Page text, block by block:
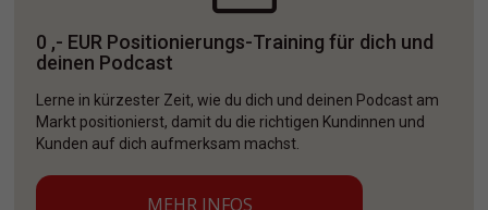
0 ,- EUR Positionierungs-Training für dich und
deinen Podcast
Lerne in kürzester Zeit, wie du dich und deinen Podcast am
Markt positionierst, damit du die richtigen Kundinnen und
Kunden auf dich aufmerksam machst.
MEHR INFOS